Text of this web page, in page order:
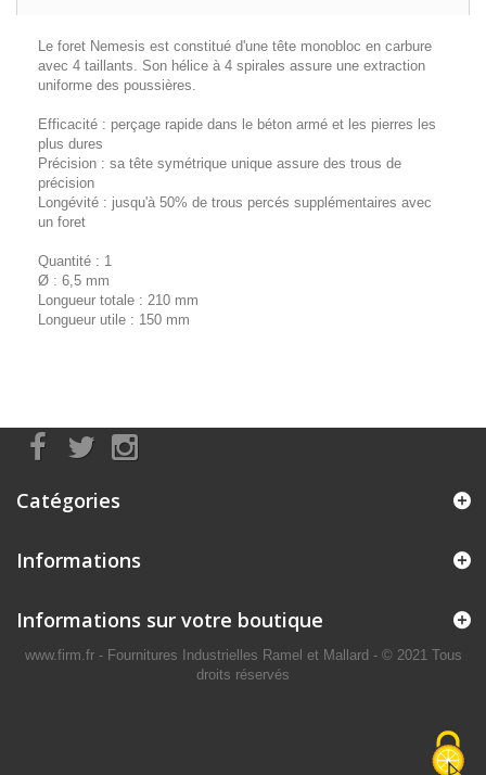
Le foret Nemesis est constitué d'une tête monobloc en carbure
avec 4 taillants. Son hélice à 4 spirales assure une extraction
uniforme des poussières.
Efficacité : perçage rapide dans le béton armé et les pierres les
plus dures
Précision : sa tête symétrique unique assure des trous de
précision
Longévité : jusqu'à 50% de trous percés supplémentaires avec
un foret
Quantité : 1
Ø : 6,5 mm
Longueur totale : 210 mm
Longueur utile : 150 mm
Catégories
Informations
Informations sur votre boutique
www.firm.fr - Fournitures Industrielles Ramel et Mallard - © 2021 Tous
droits réservés